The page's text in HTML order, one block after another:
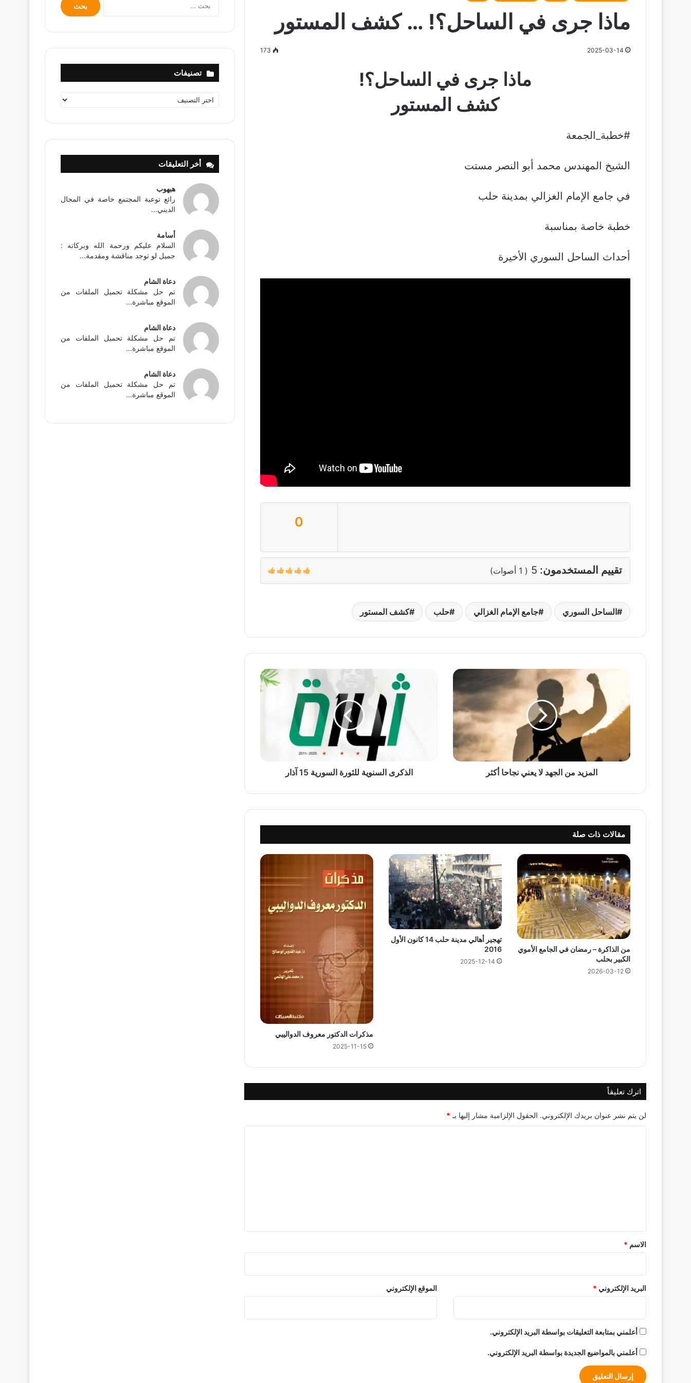
ماذا جرى في الساحل؟! … كشف المستور
2025-03-14
173
ماذا جرى في الساحل؟!
كشف المستور
#خطبة_الجمعة
الشيخ المهندس محمد أبو النصر مستت
في جامع الإمام الغزالي بمدينة حلب
خطبة خاصة بمناسبة
أحداث الساحل السوري الأخيرة
0
تقييم المستخدمون: 5
(
1 أصوات)
الساحل السوري جامع الإمام الغزالي حلب كشف المستور
لا
يعني
المزيد من الجهد لا يعني نجاحا أكثر الذكرى السنوية للثورة السورية 15 آذار
مقالات ذات صلة
من الذاكرة – رمضان في الجامع الأموي
الكبير بحلب
2026-03-12
تهجير أهالي مدينة حلب 14 كانون الأول
2016
2025-12-14
مذكرات الدكتور معروف الدواليبي
2025-11-15
اترك تعليقاً
لن يتم نشر عنوان بريدك الإلكتروني. الحقول الإلزامية مشار إليها بـ *
*
الاسم *
البريد الإلكتروني * الموقع الإلكتروني
أعلمني بمتابعة التعليقات بواسطة البريد الإلكتروني.
أعلمني بالمواضيع الجديدة بواسطة البريد الإلكتروني.
عن:
تصنيفات
تصنيفات
أخر التعليقات
هبهوب
رائع توعية المجتمع خاصة في المجال
الديني...
أسامة
السلام عليكم ورحمة الله وبركاته :
جميل لو توجد مناقشة ومقدمة...
دعاة الشام
تم حل مشكلة تحميل الملفات من
الموقع مباشرة...
دعاة الشام
تم حل مشكلة تحميل الملفات من
الموقع مباشرة...
دعاة الشام
تم حل مشكلة تحميل الملفات من
الموقع مباشرة...